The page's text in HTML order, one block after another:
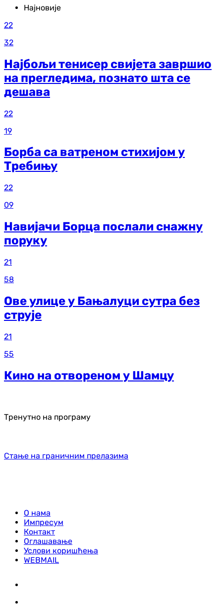
Најновије
22
32
Најбољи тенисер свијета завршио
на прегледима, познато шта се
дешава
22
19
Борба са ватреном стихијом у
Требињу
22
09
Навијачи Борца послали снажну
поруку
21
58
Ове улице у Бањалуци сутра без
струје
21
55
Кино на отвореном у Шамцу
Тренутно на програму
Стање на граничним прелазима
О нама
Импресум
Контакт
Оглашавање
Услови коришћења
WEBMAIL